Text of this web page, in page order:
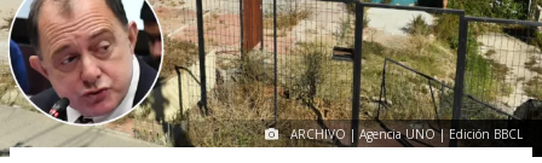
ARCHIVO | Agencia UNO | Edición BBCL